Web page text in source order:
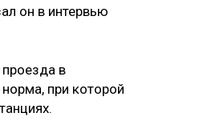
он в интервью
в
при которой